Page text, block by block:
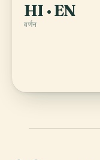
HI · EN
वर्णन